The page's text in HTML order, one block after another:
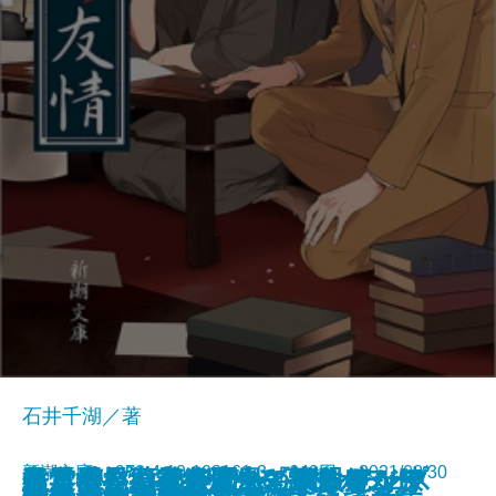
鳥と雲と薬草袋／風と双眼鏡、膝
スリープウォーカー―マンチェス
久遠の檻―天久鷹央の事件カルテ
君と漕ぐ4―ながとろ高校カヌー
石井千湖／著
新潮文庫 978-4-10-103161-3 649円 2021/08/30
経営者―日本経済生き残りをかけ
出雲世界紀行―生きているアジ
数学者たちの楽園―「ザ・シンプ